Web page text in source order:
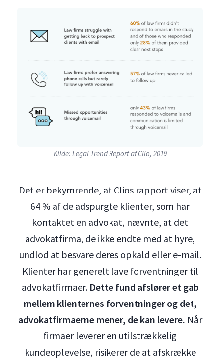
Kilde: Legal Trend Report af Clio, 2019
Det er bekymrende, at Clios rapport viser, at
64 % af de adspurgte klienter, som har
kontaktet en advokat, nævnte, at det
advokatfirma, de ikke endte med at hyre,
undlod at besvare deres opkald eller e-mail.
Klienter har generelt lave forventninger til
advokatfirmaer. Dette fund afslører et gab
mellem klienternes forventninger og det,
advokatfirmaerne mener, de kan levere. Når
firmaer leverer en utilstrækkelig
kundeoplevelse, risikerer de at afskrække